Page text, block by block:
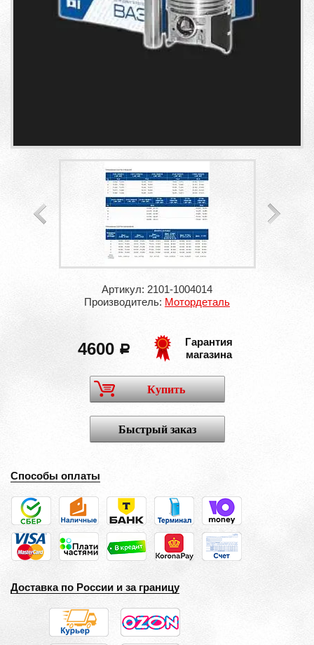
Артикул: 2101-1004014
Производитель: Мотордеталь
4600 a
Гарантия
магазина
Купить
Быстрый заказ
Способы оплаты
Доставка по России и за границу